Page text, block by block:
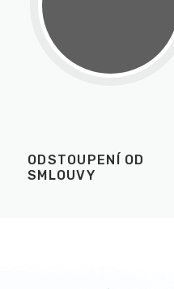
ODSTOUPENÍ OD
SMLOUVY